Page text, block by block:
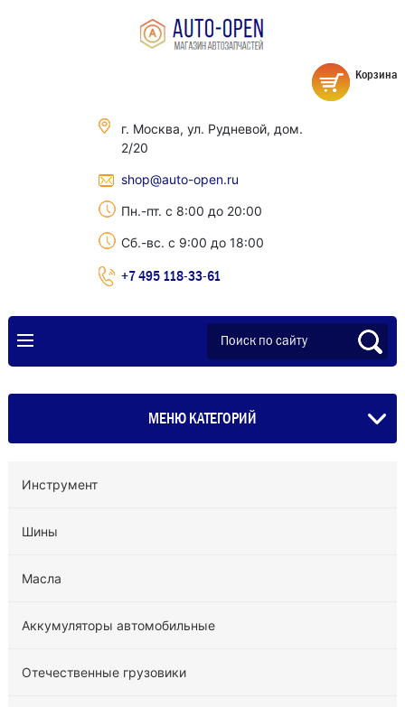
г. Москва, ул. Рудневой, дом.
2/20
shop@auto-open.ru
Пн.-пт. с 8:00 до 20:00
Сб.-вс. с 9:00 до 18:00
+7 495 118-33-61
Корзина
МЕНЮ КАТЕГОРИЙ
Инструмент
Шины
Масла
Аккумуляторы автомобильные
Отечественные грузовики